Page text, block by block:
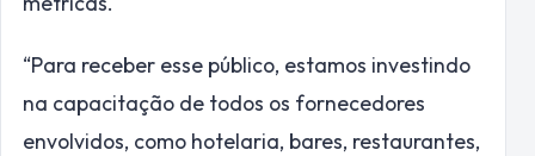
“Para receber esse público, estamos investindo
na capacitação de todos os fornecedores
envolvidos, como hotelaria, bares, restaurantes,